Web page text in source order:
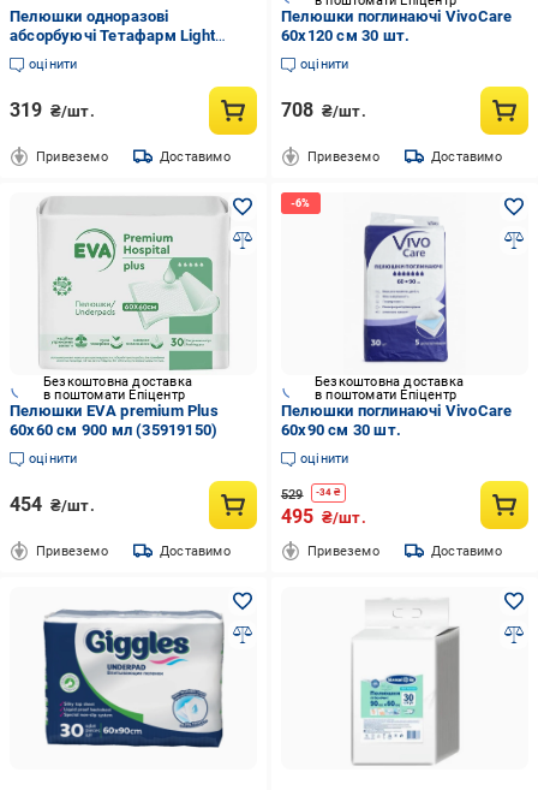
Пелюшки одноразові
абсорбуючі Тетафарм Light
60х60 см 30 шт.
оцінити
319 ₴/шт.
Привеземо Доставимо
Пелюшки поглинаючі VivoCare
60х120 см 30 шт.
оцінити
708 ₴/шт.
Привеземо Доставимо
Безкоштовна доставка
в поштомати Епіцентр
Пелюшки EVA premium Plus
60х60 см 900 мл (35919150)
оцінити
454 ₴/шт.
Привеземо Доставимо
Безкоштовна доставка
в поштомати Епіцентр
Пелюшки поглинаючі VivoCare
60х90 см 30 шт.
оцінити
529 -34 ₴
495 ₴/шт.
Привеземо Доставимо